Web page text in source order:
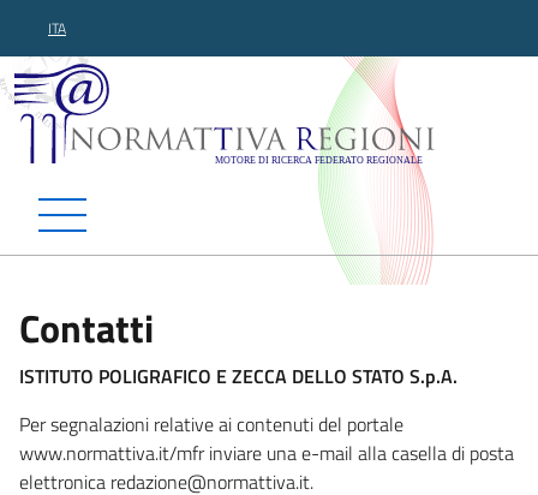
ITA
Normattiva Regioni -
Contatti
ISTITUTO POLIGRAFICO E ZECCA DELLO STATO S.p.A.
Per segnalazioni relative ai contenuti del portale
www.normattiva.it/mfr inviare una e-mail alla casella di posta
elettronica redazione@normattiva.it.